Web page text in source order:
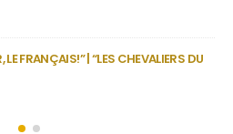
inesquecíveis em Fafe com